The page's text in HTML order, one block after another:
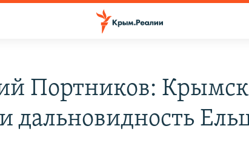
Портников:
дальновидность